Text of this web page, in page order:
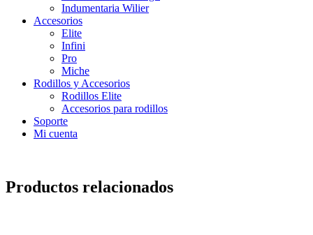
Indumentaria Wilier
Accesorios
Elite
Infini
Pro
Miche
Rodillos y Accesorios
Rodillos Elite
Accesorios para rodillos
Soporte
Mi cuenta
Productos relacionados